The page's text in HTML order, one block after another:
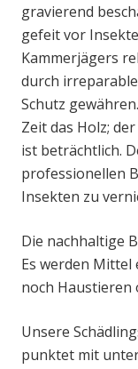
gravierend
gefeit vor
Kammerjägers
durch
Schutz
Zeit das Holz;
ist beträchtlich.
professionellen
Insekten zu
Die nachhaltige
Es werden Mittel
noch Haustieren
Unsere
punktet mit